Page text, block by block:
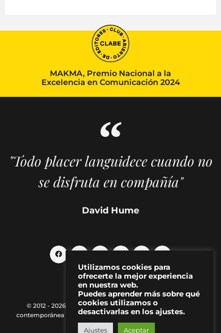
MAKMA, Premio Nacional a la
Excelencia en Comunicación 2024
"Todo placer languidece cuando no
se disfruta en compañía"
David Hume
© 2012 - 2026 MAKMA | Revista de artes visuales y cultura
contemporánea |
Política de Privacidad| Aviso Legal|Contacto
Utilizamos cookies para
ofrecerte la mejor experiencia
en nuestra web.
Puedes aprender más sobre qué
cookies utilizamos o
desactivarlas en los ajustes.
Ajustes Aceptar